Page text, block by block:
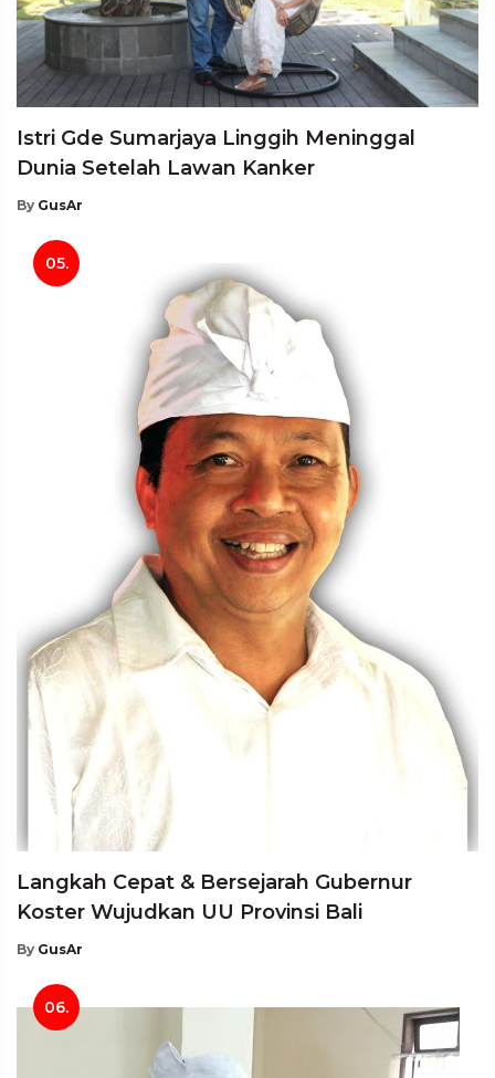
Istri Gde Sumarjaya Linggih Meninggal
Dunia Setelah Lawan Kanker
By GusAr
05.
Langkah Cepat & Bersejarah Gubernur
Koster Wujudkan UU Provinsi Bali
By GusAr
06.